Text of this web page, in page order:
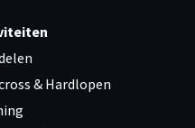
& Hardlopen